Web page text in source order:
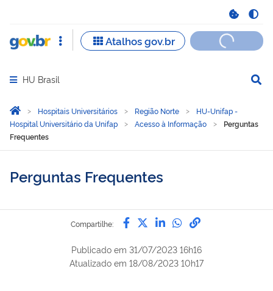
Abrir menu principal de navegação
HU Brasil
Você está aqui:
Página Inicial
Hospitais Universitários Região Norte
HU-Unifap -
Hospital Universitário da Unifap
Acesso à Informação
Perguntas
Frequentes
Perguntas Frequentes
Compartilhe: Compartilhe por Facebook
Compartilhe por Twitter
Compartilhe por
Compartilhe
link para
Publicado em 31/07/2023 16h16
Atualizado em 18/08/2023 10h17